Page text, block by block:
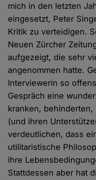
mich in den letzten
eingesetzt, Peter
Kritik zu verteidigen.
Neuen Zürcher
aufgezeigt, die sehr
angenommen hatte.
Interviewerin so
Gespräch eine
kranken,
(und ihren
verdeutlichen, dass
utilitaristische
ihre
Stattdessen aber hat